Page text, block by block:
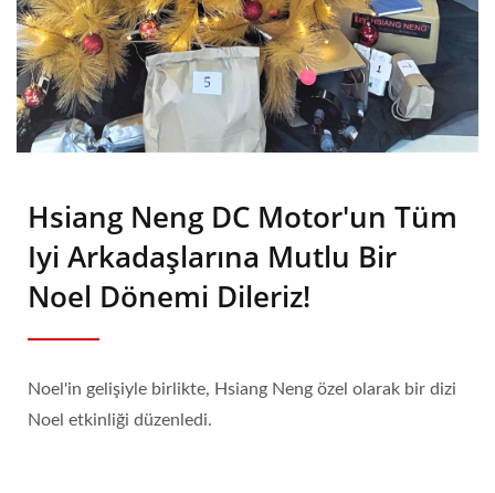
Hsiang Neng DC Motor'un Tüm
Iyi Arkadaşlarına Mutlu Bir
Noel Dönemi Dileriz!
Noel'in gelişiyle birlikte, Hsiang Neng özel olarak bir dizi
Noel etkinliği düzenledi.